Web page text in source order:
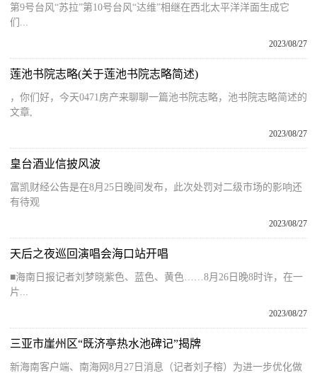
第9号台风“苏拉”第10号台风“达维”相继在西北太平洋洋面生成它
们...
2023/08/27
莲池书院志略(关于莲池书院志略简述)
，你们好，今天0471房产来聊聊一篇池书院志略，池书院志略简述的
文章,
2023/08/27
皇台酒业信披风波
富凯财经公告是在8月25日晚间发布，此次处罚对二级市场的影响还
有待观
2023/08/27
天后之夜巡回演唱会海口站开唱
■海南日报记者刘梦晓紫色、蓝色、黄色……8月26日晚8时许，在一
片...
2023/08/27
三亚市崖州区“既济亭热水池碑记”揭牌
新海南客户端、南海网8月27日消息（记者刘子榕）为进一步优化做